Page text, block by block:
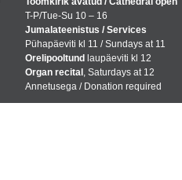
T-P/Tue-Su 10 – 16
Jumalateenistus / Services
Pühapäeviti kl 11 / Sundays at 11
Orelipooltund laupäeviti kl 12
Organ recital , Saturdays at 12
Annetusega / Donation required